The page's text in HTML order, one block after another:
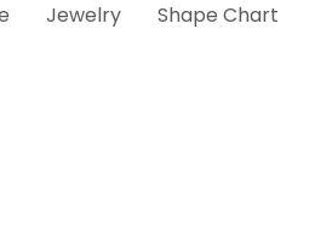
Jewelry Shape Chart